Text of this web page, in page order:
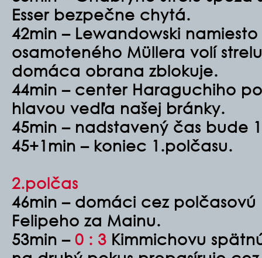
Esser bezpečne chytá.
42min – Lewandowski
osamoteného Müllera volí
domáca obrana zblokuje.
44min – center Haraguchiho
hlavou vedľa našej bránky.
45min – nadstavený čas bude
45+1min – koniec 1.polčasu.
2.polčas
46min – domáci cez
Felipeho za Mainu.
53min – 0 : 3 Kimmichovu